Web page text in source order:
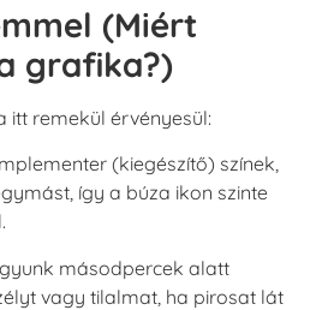
(Miért
grafika?)
itt remekül érvényesül:
(kiegészítő) színek,
így a búza ikon szinte
másodpercek alatt
vagy tilalmat, ha pirosat lát